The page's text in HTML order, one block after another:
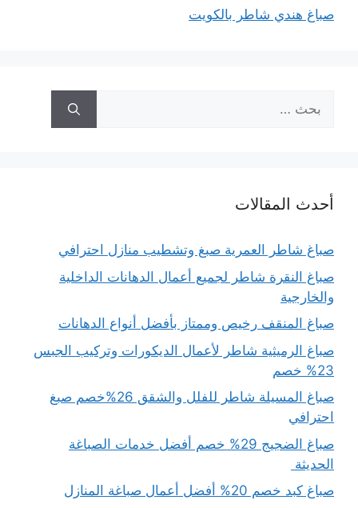
صباغ هندي شاطر بالكويت
عن:
أحدث المقالات
صباغ شاطر العمرية صبغ وتشطيب منازل احترافي
صباغ النقرة شاطر لجميع أعمال الدهانات الداخلية
والخارجية
صباغ المنقف رخيص وممتاز بأفضل أنواع الدهانات
صباغ الرميثية شاطر لأعمال الديكورات وتركيب الجبس
23% خصم
صباغ المسيلة شاطر للفلل والشقق 26%خصم صبغ
احترافي
صباغ الضجيج 29% خصم أفضل خدمات الصباغة
الحديثة
صباغ كبد خصم 20% أفضل أعمال صباغة المنازل